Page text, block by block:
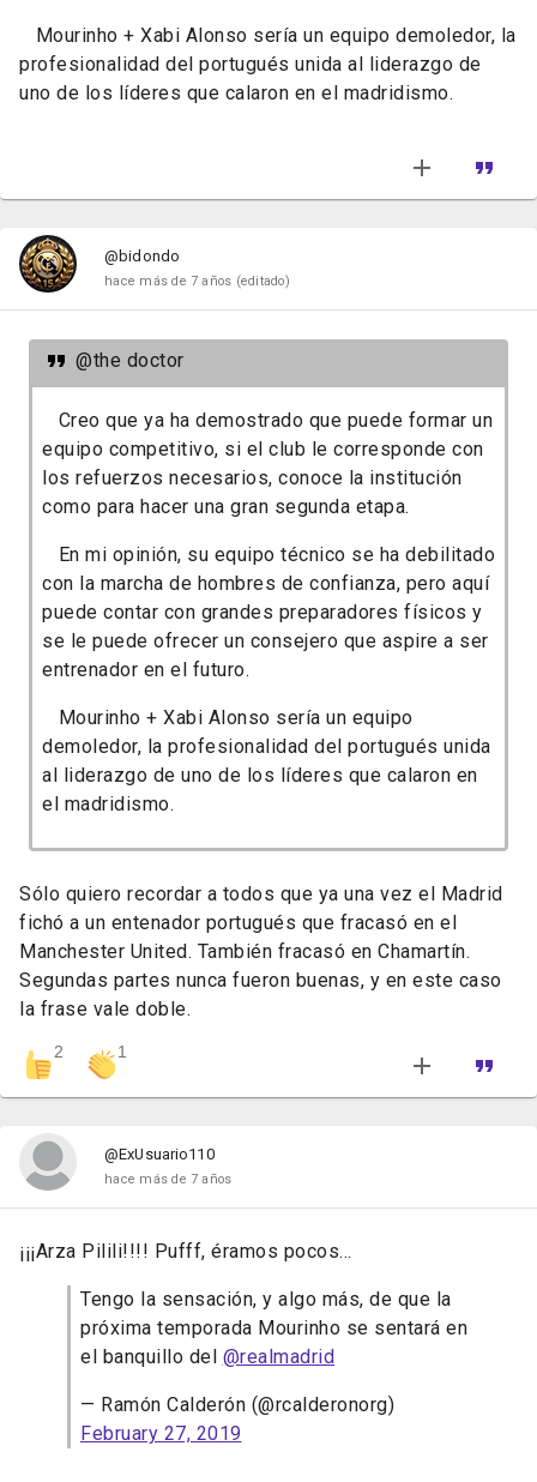
Mourinho + Xabi Alonso sería un equipo demoledor, la
profesionalidad del portugués unida al liderazgo de
uno de los líderes que calaron en el madridismo.
@bidondo
hace más de 7 años (editado)
@the doctor
Creo que ya ha demostrado que puede formar un
equipo competitivo, si el club le corresponde con
los refuerzos necesarios, conoce la institución
como para hacer una gran segunda etapa.
En mi opinión, su equipo técnico se ha debilitado
con la marcha de hombres de confianza, pero aquí
puede contar con grandes preparadores físicos y
se le puede ofrecer un consejero que aspire a ser
entrenador en el futuro.
Mourinho + Xabi Alonso sería un equipo
demoledor, la profesionalidad del portugués unida
al liderazgo de uno de los líderes que calaron en
el madridismo.
Sólo quiero recordar a todos que ya una vez el Madrid
fichó a un entenador portugués que fracasó en el
Manchester United. También fracasó en Chamartín.
Segundas partes nunca fueron buenas, y en este caso
la frase vale doble.
2 1
@ExUsuario110
hace más de 7 años
¡¡¡Arza Pilili!!!! Pufff, éramos pocos...
Tengo la sensación, y algo más, de que la
próxima temporada Mourinho se sentará en
el banquillo del @realmadrid
— Ramón Calderón (@rcalderonorg)
February 27, 2019